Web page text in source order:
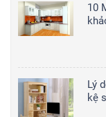
10
Lý
kệ